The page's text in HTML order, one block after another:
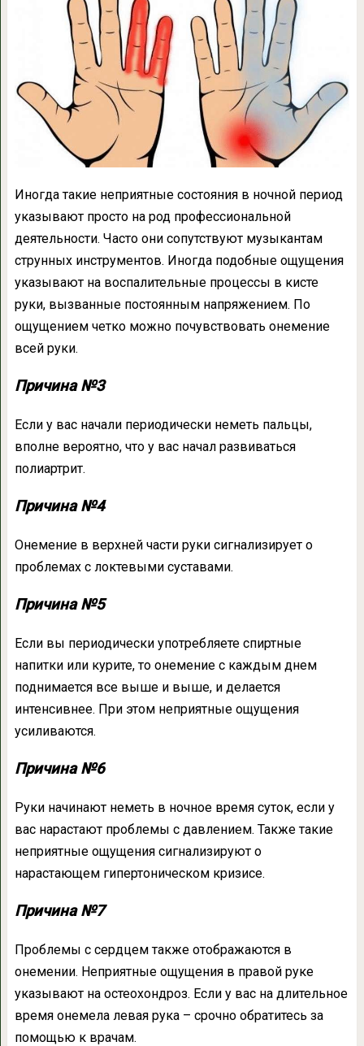
Иногда такие неприятные состояния в ночной период
указывают просто на род профессиональной
деятельности. Часто они сопутствуют музыкантам
струнных инструментов. Иногда подобные ощущения
указывают на воспалительные процессы в кисте
руки, вызванные постоянным напряжением. По
ощущением четко можно почувствовать онемение
всей руки.
Причина №3
Если у вас начали периодически неметь пальцы,
вполне вероятно, что у вас начал развиваться
полиартрит.
Причина №4
Онемение в верхней части руки сигнализирует о
проблемах с локтевыми суставами.
Причина №5
Если вы периодически употребляете спиртные
напитки или курите, то онемение с каждым днем
поднимается все выше и выше, и делается
интенсивнее. При этом неприятные ощущения
усиливаются.
Причина №6
Руки начинают неметь в ночное время суток, если у
вас нарастают проблемы с давлением. Также такие
неприятные ощущения сигнализируют о
нарастающем гипертоническом кризисе.
Причина №7
Проблемы с сердцем также отображаются в
онемении. Неприятные ощущения в правой руке
указывают на остеохондроз. Если у вас на длительное
время онемела левая рука – срочно обратитесь за
помощью к врачам.